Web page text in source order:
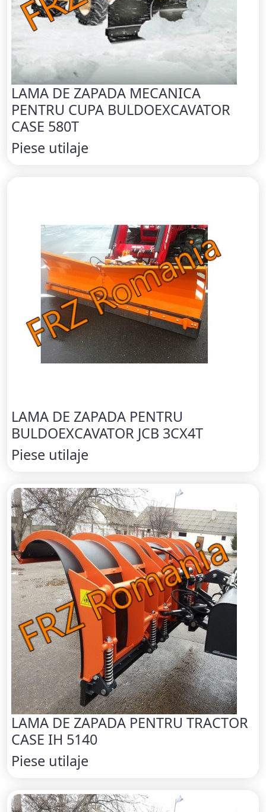
LAMA DE ZAPADA MECANICA
PENTRU CUPA BULDOEXCAVATOR
CASE 580T
Piese utilaje
LAMA DE ZAPADA PENTRU
BULDOEXCAVATOR JCB 3CX4T
Piese utilaje
LAMA DE ZAPADA PENTRU TRACTOR
CASE IH 5140
Piese utilaje